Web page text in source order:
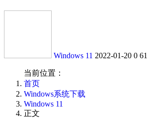
Windows 11 2022-01-20 0
当前位置：
首页
Windows系统下载
Windows 11
正文